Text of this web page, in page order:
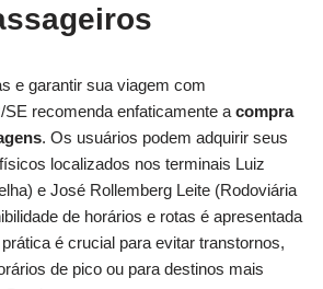
e garantir sua viagem com
recomenda enfaticamente a compra
. Os usuários podem adquirir seus
localizados nos terminais Luiz
e José Rollemberg Leite (Rodoviária
de horários e rotas é apresentada
é crucial para evitar transtornos,
de pico ou para destinos mais